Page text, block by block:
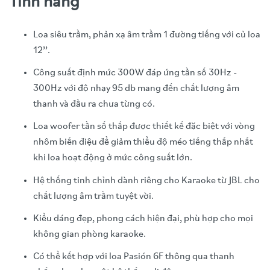
Loa siêu trầm, phản xạ âm trầm 1 đường tiếng với củ loa
12’’.
Công suất định mức 300W đáp ứng tần số 30Hz -
300Hz với độ nhạy 95 db mang đến chất lượng âm
thanh và đầu ra chưa từng có.
Loa woofer tần số thấp được thiết kế đặc biệt với vòng
nhôm biến điệu để giảm thiểu độ méo tiếng thấp nhất
khi loa hoạt động ở mức công suất lớn.
Hệ thống tinh chỉnh dành riêng cho Karaoke từ JBL cho
chất lượng âm trầm tuyệt vời.
Kiểu dáng đẹp, phong cách hiện đại, phù hợp cho mọi
không gian phòng karaoke.
Có thể kết hợp với loa Pasión 6F thông qua thanh